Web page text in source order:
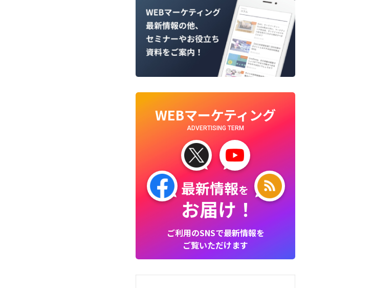
WEBマーケティング
ADVERTISING TERM
最新情報を
お届け！
ご利用のSNSで最新情報を
ご覧いただけます